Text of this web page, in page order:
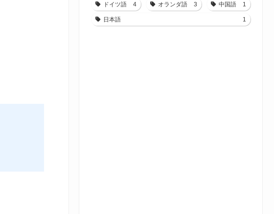
ドイツ語 4 オランダ語 3 中国語 1
日本語 1